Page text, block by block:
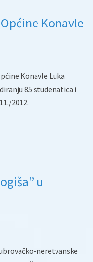
Konavle
Konavle Luka
85 studenatica i
2012.
u
neretvanske